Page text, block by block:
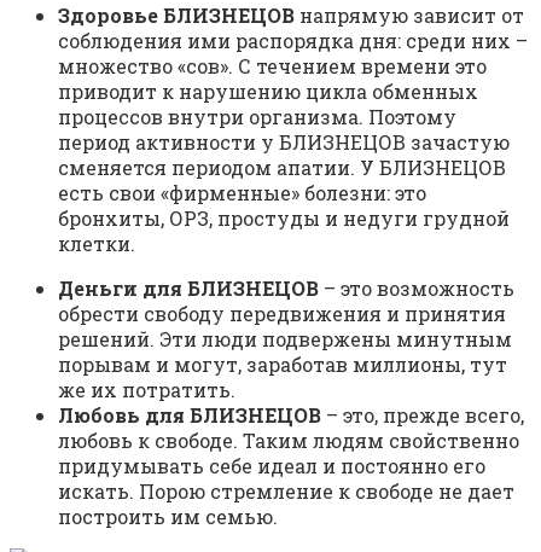
Здоровье БЛИЗНЕЦОВ напрямую зависит от
соблюдения ими распорядка дня: среди них –
множество «сов». С течением времени это
приводит к нарушению цикла обменных
процессов внутри организма. Поэтому
период активности у БЛИЗНЕЦОВ зачастую
сменяется периодом апатии. У БЛИЗНЕЦОВ
есть свои «фирменные» болезни: это
бронхиты, ОРЗ, простуды и недуги грудной
клетки.
Деньги для БЛИЗНЕЦОВ – это возможность
обрести свободу передвижения и принятия
решений. Эти люди подвержены минутным
порывам и могут, заработав миллионы, тут
же их потратить.
Любовь для БЛИЗНЕЦОВ – это, прежде всего,
любовь к свободе. Таким людям свойственно
придумывать себе идеал и постоянно его
искать. Порою стремление к свободе не дает
построить им семью.